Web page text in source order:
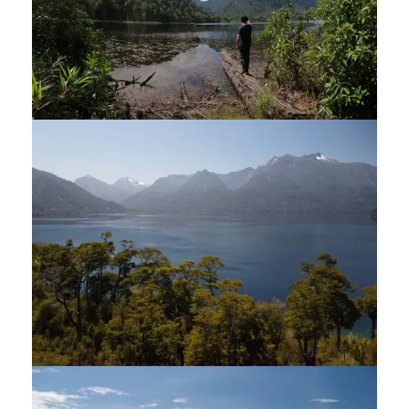
PARQUE ALERCE ANDINO
Full Day
EXCURSIÓN: LAGO CHAPO,